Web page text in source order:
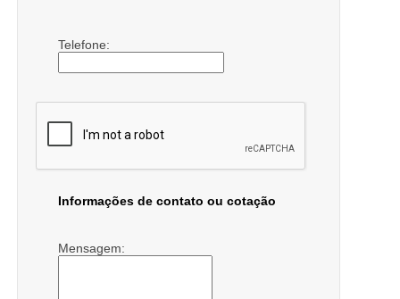
Telefone:
Informações de contato ou cotação
Mensagem: